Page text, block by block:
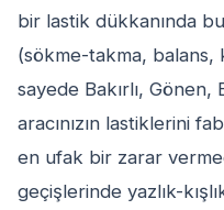
bir lastik dükkanında
(sökme-takma, balans,
sayede Bakırlı, Gönen,
aracınızın lastiklerini
en ufak bir zarar
geçişlerinde yazlık-